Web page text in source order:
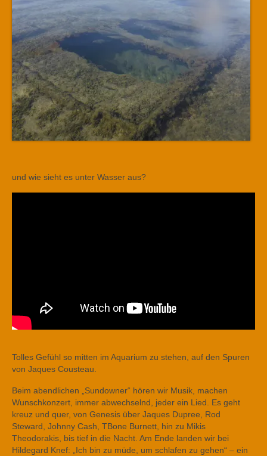
und wie sieht es unter Wasser aus?
Tolles Gefühl so mitten im Aquarium zu stehen, auf den Spuren
von Jaques Cousteau.
Beim abendlichen „Sundowner“ hören wir Musik, machen
Wunschkonzert, immer abwechselnd, jeder ein Lied. Es geht
kreuz und quer, von Genesis über Jaques Dupree, Rod
Steward, Johnny Cash, TBone Burnett, hin zu Mikis
Theodorakis, bis tief in die Nacht. Am Ende landen wir bei
Hildegard Knef: „Ich bin zu müde, um schlafen zu gehen“ – ein